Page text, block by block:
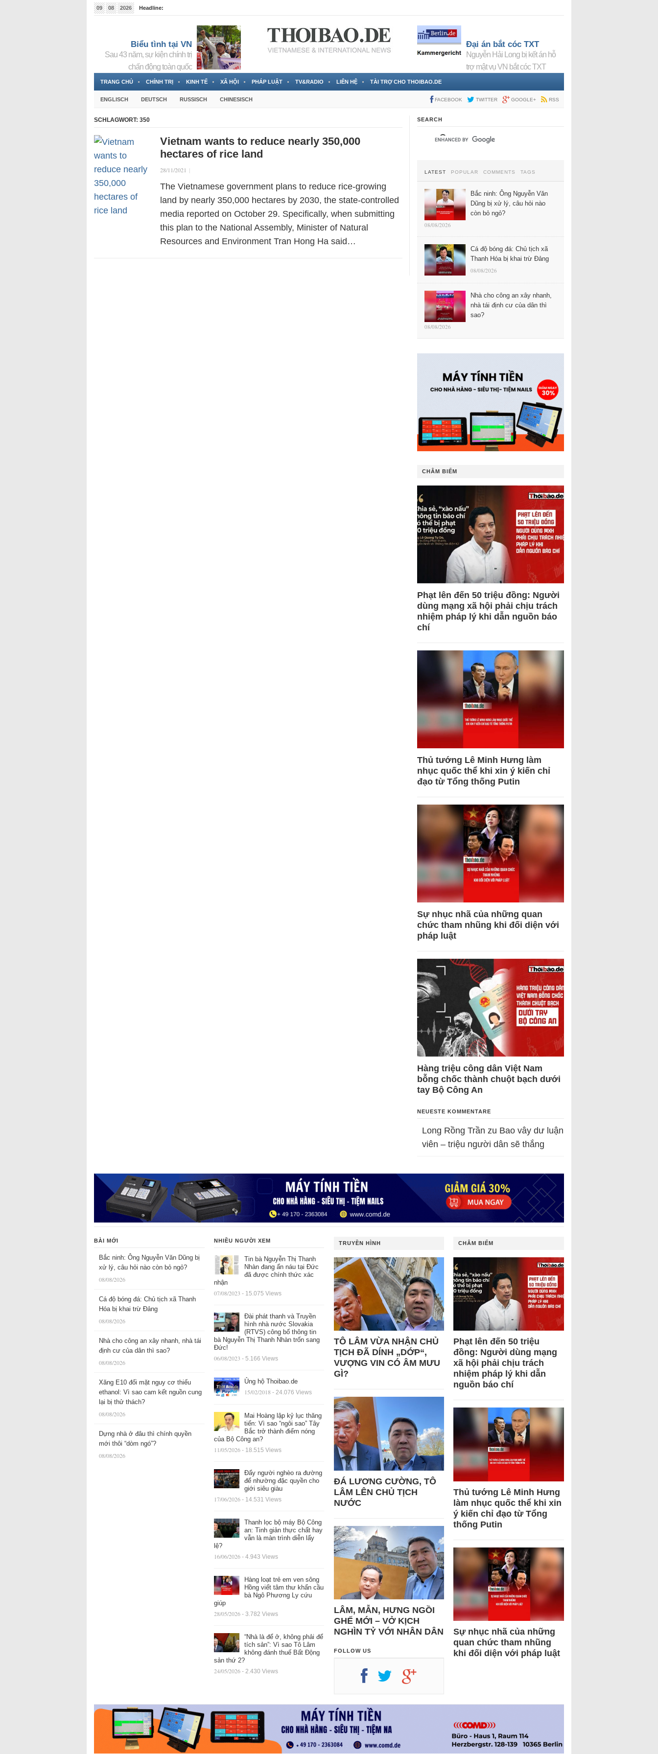
09 08 2026
Headline:
Biểu tình tại VN
Sau 43 năm, sự kiện chính trị
chấn động toàn quốc
Đại án bắt cóc TXT
Nguyễn Hải Long bị kết án hỗ
trợ mật vụ VN bắt cóc TXT
TRANG CHỦ CHÍNH TRỊ KINH TẾ XÃ HỘI PHÁP LUẬT TV&RADIO LIÊN HỆ TÀI TRỢ CHO THOIBAO.DE
ENGLISCH DEUTSCH RUSSISCH CHINESISCH FACEBOOK TWITTER GOOGLE+ RSS
SCHLAGWORT: 350
Vietnam wants to reduce nearly 350,000
hectares of rice land
28/11/2021 |
The Vietnamese government plans to reduce rice-growing
land by nearly 350,000 hectares by 2030, the state-controlled
media reported on October 29. Specifically, when submitting
this plan to the National Assembly, Minister of Natural
Resources and Environment Tran Hong Ha said…
SEARCH
LATEST POPULAR COMMENTS TAGS
Bắc ninh: Ông Nguyễn Văn
Dũng bị xử lý, câu hỏi nào
còn bỏ ngỏ?
08/08/2026
Cá độ bóng đá: Chủ tịch xã
Thanh Hóa bị khai trừ Đảng
08/08/2026
Nhà cho công an xây nhanh,
nhà tái định cư của dân thì
sao?
08/08/2026
CHÂM BIẾM
Phạt lên đến 50 triệu đồng: Người
dùng mạng xã hội phải chịu trách
nhiệm pháp lý khi dẫn nguồn báo
chí
Thủ tướng Lê Minh Hưng làm
nhục quốc thể khi xin ý kiến chỉ
đạo từ Tổng thống Putin
Sự nhục nhã của những quan
chức tham nhũng khi đối diện với
pháp luật
Hàng triệu công dân Việt Nam
bỗng chốc thành chuột bạch dưới
tay Bộ Công An
NEUESTE KOMMENTARE
Long Rồng Trần zu Bao vây dư luận
viên – triệu người dân sẽ thắng
BÀI MỚI
Bắc ninh: Ông Nguyễn Văn Dũng bị
xử lý, câu hỏi nào còn bỏ ngỏ?
08/08/2026
Cá độ bóng đá: Chủ tịch xã Thanh
Hóa bị khai trừ Đảng
08/08/2026
Nhà cho công an xây nhanh, nhà tái
định cư của dân thì sao?
08/08/2026
Xăng E10 đối mặt nguy cơ thiếu
ethanol: Vì sao cam kết nguồn cung
lại bị thử thách?
08/08/2026
Dựng nhà ở đâu thì chính quyền
mới thôi “dòm ngó”?
08/08/2026
NHIỀU NGƯỜI XEM
Tin bà Nguyễn Thị Thanh
Nhàn đang ẩn náu tại Đức
đã được chính thức xác
nhận
07/08/2023 - 15.075 Views
Đài phát thanh và Truyền
hình nhà nước Slovakia
(RTVS) công bố thông tin
bà Nguyễn Thị Thanh Nhàn trốn sang
Đức!
06/08/2023 - 5.166 Views
Ủng hộ Thoibao.de
15/02/2018 - 24.076 Views
Mai Hoàng lập kỷ lục thăng
tiến: Vì sao “ngôi sao” Tây
Bắc trở thành điểm nóng
của Bộ Công an?
11/05/2026 - 18.515 Views
Đẩy người nghèo ra đường
để nhường đặc quyền cho
giới siêu giàu
17/06/2026 - 14.531 Views
Thanh lọc bộ máy Bộ Công
an: Tinh giản thực chất hay
vẫn là màn trình diễn lấy
lệ?
16/06/2026 - 4.943 Views
Hàng loạt trẻ em ven sông
Hồng viết tâm thư khẩn cầu
bà Ngô Phương Ly cứu
giúp
28/05/2026 - 3.782 Views
“Nhà là để ở, không phải để
tích sản”: Vì sao Tô Lâm
không đánh thuế Bất Động
sản thứ 2?
24/05/2026 - 2.430 Views
TRUYỀN HÌNH
TÔ LÂM VỪA NHẬN CHỦ
TỊCH ĐÃ DÍNH „DỚP“,
VƯỢNG VIN CÓ ÂM MƯU
GÌ?
ĐÁ LƯƠNG CƯỜNG, TÔ
LÂM LÊN CHỦ TỊCH
NƯỚC
LÂM, MẪN, HƯNG NGỒI
GHẾ MỚI – VỞ KỊCH
NGHÌN TỶ VỚI NHÂN DÂN
FOLLOW US
CHÂM BIẾM
Phạt lên đến 50 triệu
đồng: Người dùng mạng
xã hội phải chịu trách
nhiệm pháp lý khi dẫn
nguồn báo chí
Thủ tướng Lê Minh Hưng
làm nhục quốc thể khi xin
ý kiến chỉ đạo từ Tổng
thống Putin
Sự nhục nhã của những
quan chức tham nhũng
khi đối diện với pháp luật